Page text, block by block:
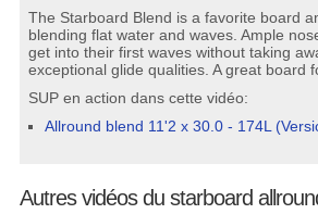
The Starboard Blend is a favorite board
blending flat water and waves. Ample
get into their first waves without taking
exceptional glide qualities. A great board
SUP en action dans cette vidéo:
Allround blend 11'2 x 30.0 - 174L
Autres vidéos du starboard